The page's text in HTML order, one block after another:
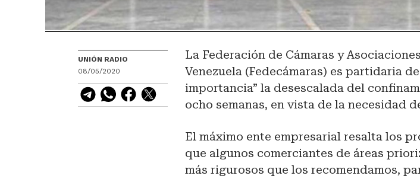
UNIÓN RADIO
08/05/2020
La Federación de Cámaras y
Venezuela (Fedecámaras) es partidaria
importancia” la desescalada del
ocho semanas, en vista de la necesidad
El máximo ente empresarial resalta los
que algunos comerciantes de áreas
más rigurosos que los recomendamos,